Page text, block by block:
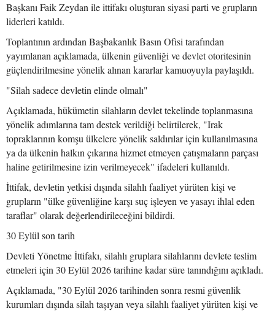
Başkanı Faik Zeydan ile ittifakı oluşturan siyasi parti ve grupların
liderleri katıldı.
Toplantının ardından Başbakanlık Basın Ofisi tarafından
yayımlanan açıklamada, ülkenin güvenliği ve devlet otoritesinin
güçlendirilmesine yönelik alınan kararlar kamuoyuyla paylaşıldı.
"Silah sadece devletin elinde olmalı"
Açıklamada, hükümetin silahların devlet tekelinde toplanmasına
yönelik adımlarına tam destek verildiği belirtilerek, "Irak
topraklarının komşu ülkelere yönelik saldırılar için kullanılmasına
ya da ülkenin halkın çıkarına hizmet etmeyen çatışmaların parçası
haline getirilmesine izin verilmeyecek" ifadeleri kullanıldı.
İttifak, devletin yetkisi dışında silahlı faaliyet yürüten kişi ve
grupların "ülke güvenliğine karşı suç işleyen ve yasayı ihlal eden
taraflar" olarak değerlendirileceğini bildirdi.
30 Eylül son tarih
Devleti Yönetme İttifakı, silahlı gruplara silahlarını devlete teslim
etmeleri için 30 Eylül 2026 tarihine kadar süre tanındığını açıkladı.
Açıklamada, "30 Eylül 2026 tarihinden sonra resmi güvenlik
kurumları dışında silah taşıyan veya silahlı faaliyet yürüten kişi ve